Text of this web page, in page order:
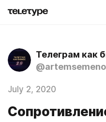
Телеграм как
July 2, 2020